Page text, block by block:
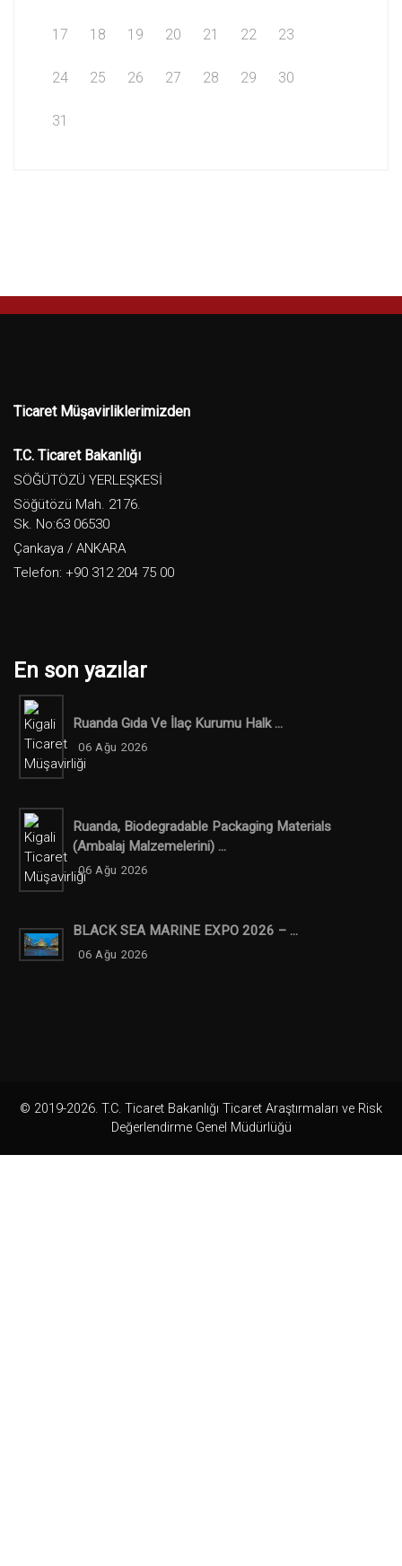
17 18 19 20 21 22 23
24 25 26 27 28 29 30
31
Ticaret Müşavirliklerimizden
T.C. Ticaret Bakanlığı
SÖĞÜTÖZÜ YERLEŞKESİ
Söğütözü Mah. 2176.
Sk. No:63 06530
Çankaya / ANKARA
Telefon: +90 312 204 75 00
En son yazılar
Ruanda Gıda Ve İlaç Kurumu Halk ...
06 Ağu 2026
Ruanda, Biodegradable Packaging Materials
(ambalaj Malzemelerini) ...
06 Ağu 2026
BLACK SEA MARINE EXPO 2026 – ...
06 Ağu 2026
© 2019-2026. T.C. Ticaret Bakanlığı Ticaret Araştırmaları ve Risk
Değerlendirme Genel Müdürlüğü